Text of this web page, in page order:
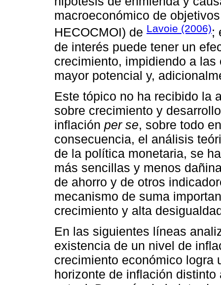
macroeconómico de
HECOCMOI) de Lavoie (2006);
de interés puede tener un
crecimiento, impidiendo a
mayor potencial y,
Este tópico no ha recibido la
sobre crecimiento y
inflación per se, sobre todo
consecuencia, el análisis
de la política monetaria, se
más sencillas y menos
de ahorro y de otros
mecanismo de suma
crecimiento y alta
En las siguientes líneas
existencia de un nivel de
crecimiento económico logra
horizonte de inflación